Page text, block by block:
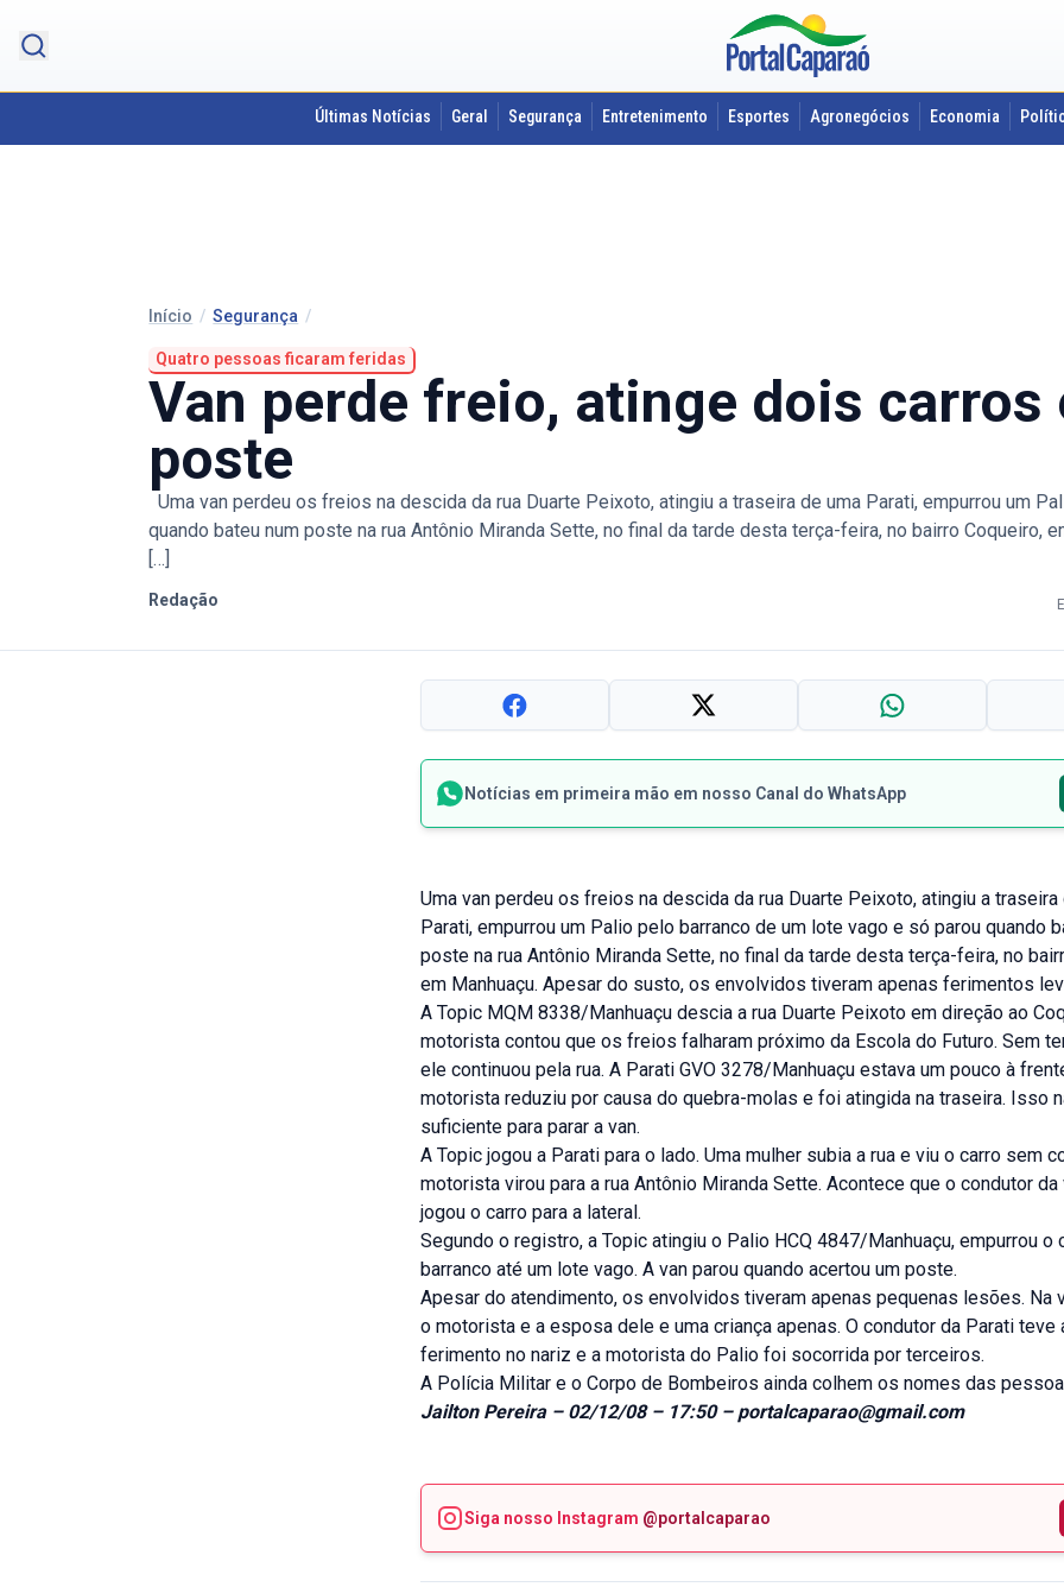
Últimas Notícias Geral Segurança Entretenimento Esportes Agronegócios Economia
Início /Segurança /
Quatro pessoas ficaram feridas
Van perde freio, atinge dois carros
poste
Uma van perdeu os freios na descida da rua Duarte Peixoto, atingiu a traseira de uma Parati, empurrou um
quando bateu num poste na rua Antônio Miranda Sette, no final da tarde desta terça-feira, no bairro Coqueiro,
[…]
Redação
Notícias em primeira mão em nosso Canal do WhatsApp
Uma van perdeu os freios na descida da rua Duarte Peixoto, atingiu a traseira
Parati, empurrou um Palio pelo barranco de um lote vago e só parou quando
poste na rua Antônio Miranda Sette, no final da tarde desta terça-feira, no
em Manhuaçu. Apesar do susto, os envolvidos tiveram apenas ferimentos
A Topic MQM 8338/Manhuaçu descia a rua Duarte Peixoto em direção ao
motorista contou que os freios falharam próximo da Escola do Futuro. Sem
ele continuou pela rua. A Parati GVO 3278/Manhuaçu estava um pouco à
motorista reduziu por causa do quebra-molas e foi atingida na traseira. Isso
suficiente para parar a van.
A Topic jogou a Parati para o lado. Uma mulher subia a rua e viu o carro sem
motorista virou para a rua Antônio Miranda Sette. Acontece que o condutor da
jogou o carro para a lateral.
Segundo o registro, a Topic atingiu o Palio HCQ 4847/Manhuaçu, empurrou o
barranco até um lote vago. A van parou quando acertou um poste.
Apesar do atendimento, os envolvidos tiveram apenas pequenas lesões. Na
o motorista e a esposa dele e uma criança apenas. O condutor da Parati teve
ferimento no nariz e a motorista do Palio foi socorrida por terceiros.
A Polícia Militar e o Corpo de Bombeiros ainda colhem os nomes das
Jailton Pereira – 02/12/08 – 17:50 – portalcaparao@gmail.com
Siga nosso Instagram @portalcaparao